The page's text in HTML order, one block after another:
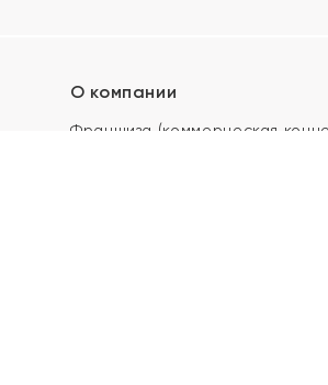
О компании
Франшиза (коммерческая